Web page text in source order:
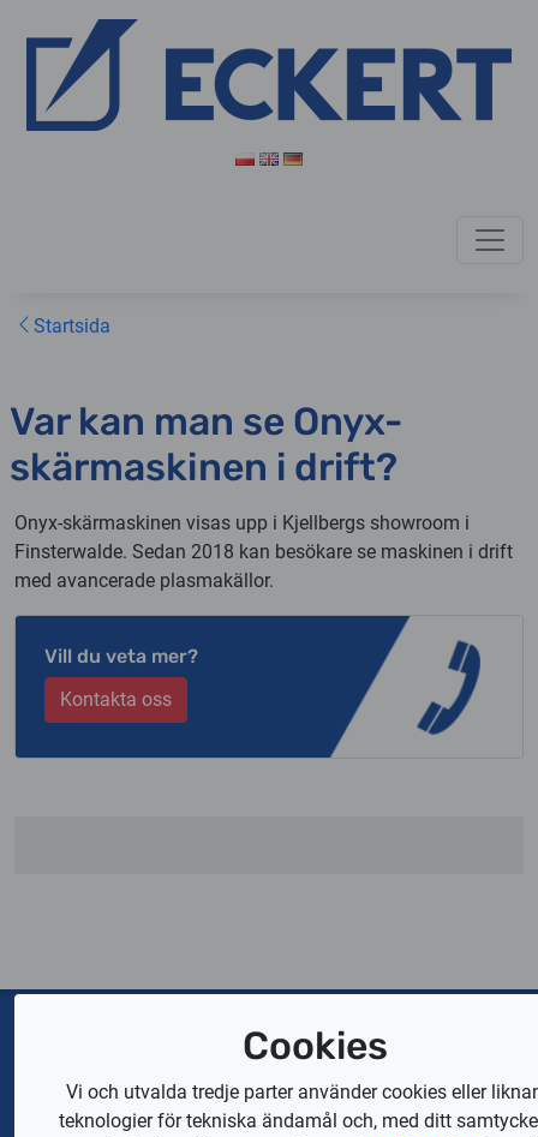
Startsida
Var kan man se Onyx-
skärmaskinen i drift?
Onyx-skärmaskinen visas upp i Kjellbergs showroom i
Finsterwalde. Sedan 2018 kan besökare se maskinen i drift
med avancerade plasmakällor.
Vill du veta mer?
Kontakta oss
Cookies
Vi och utvalda tredje parter använder cookies eller
teknologier för tekniska ändamål och, med ditt